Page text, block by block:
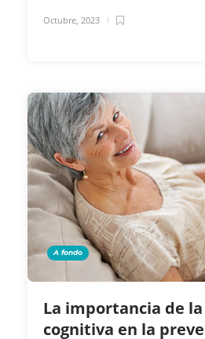
Octubre, 2023
A fondo
La importancia de
cognitiva en la